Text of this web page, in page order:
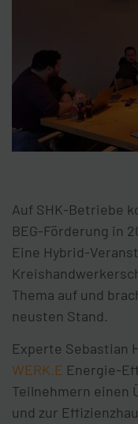
Auf SHK-Betriebe
BEG-Förderung in
Eine Hybrid-
Thema auf und
neusten Stand.
Experte Sebastian
WERK.E Energie-
Teilnehmern einen
und zur